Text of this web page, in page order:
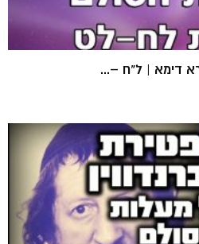
דימא | ל"ח –...